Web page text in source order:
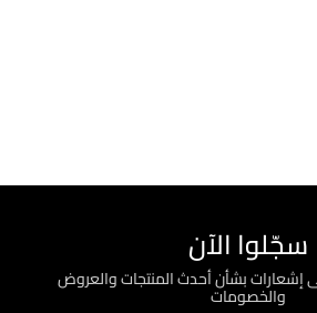
سجّلوا الآن
إشعارات بشأن أحدث المنتجات والعروض
والخصومات